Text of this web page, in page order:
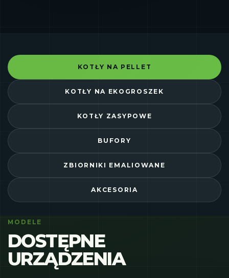
KOTŁY NA PELLET
KOTŁY NA EKOGROSZEK
KOTŁY ZASYPOWE
BUFORY
ZBIORNIKI EMALIOWANE
AKCESORIA
MODELE
DOSTĘPNE
URZĄDZENIA